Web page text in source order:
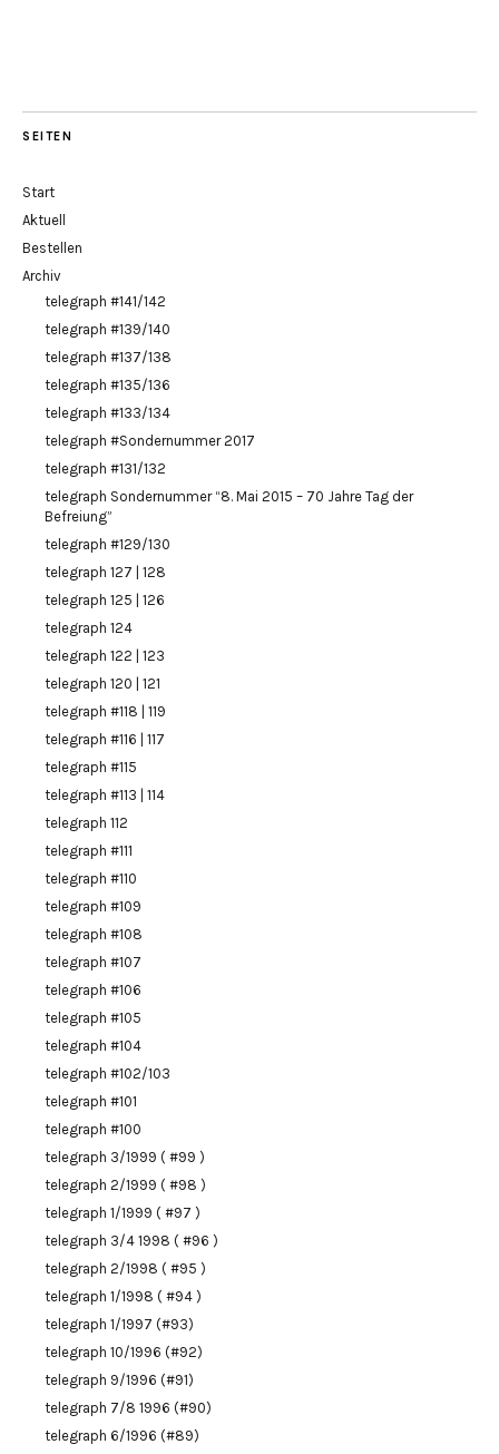
SEITEN
Start
Aktuell
Bestellen
Archiv
telegraph #141/142
telegraph #139/140
telegraph #137/138
telegraph #135/136
telegraph #133/134
telegraph #Sondernummer 2017
telegraph #131/132
telegraph Sondernummer “8. Mai 2015 – 70 Jahre Tag der
Befreiung”
telegraph #129/130
telegraph 127 | 128
telegraph 125 | 126
telegraph 124
telegraph 122 | 123
telegraph 120 | 121
telegraph #118 | 119
telegraph #116 | 117
telegraph #115
telegraph #113 | 114
telegraph 112
telegraph #111
telegraph #110
telegraph #109
telegraph #108
telegraph #107
telegraph #106
telegraph #105
telegraph #104
telegraph #102/103
telegraph #101
telegraph #100
telegraph 3/1999 ( #99 )
telegraph 2/1999 ( #98 )
telegraph 1/1999 ( #97 )
telegraph 3/4 1998 ( #96 )
telegraph 2/1998 ( #95 )
telegraph 1/1998 ( #94 )
telegraph 1/1997 (#93)
telegraph 10/1996 (#92)
telegraph 9/1996 (#91)
telegraph 7/8 1996 (#90)
telegraph 6/1996 (#89)